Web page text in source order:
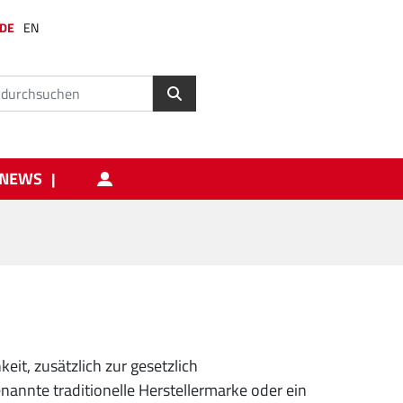
DE EN
zusätzlich zur gesetzlich
traditionelle Herstellermarke oder ein